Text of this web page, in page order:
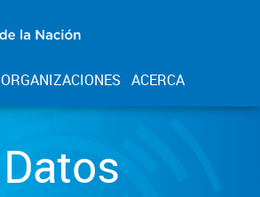
ORGANIZACIONES ACERCA
Datos